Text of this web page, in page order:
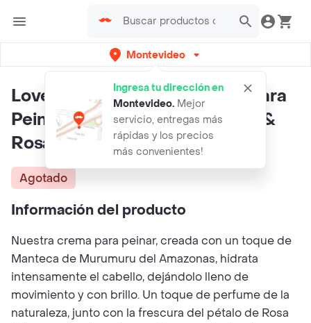
Montevideo
Ingresa tu dirección en
Montevideo. Mejor
servicio, entregas más
rápidas y los precios
más convenientes!
Love Beauty & Planet Crema Para
Peinar Manteca De Murumuru &
Rosa
Agotado
Información del producto
Nuestra crema para peinar, creada con un toque de
Manteca de Murumuru del Amazonas, hidrata
intensamente el cabello, dejándolo lleno de
movimiento y con brillo. Un toque de perfume de la
naturaleza, junto con la frescura del pétalo de Rosa